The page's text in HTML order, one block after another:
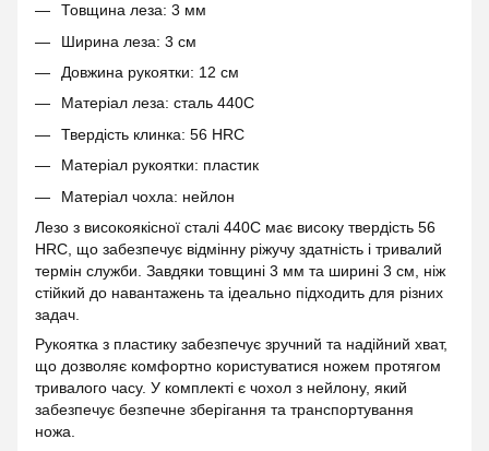
Товщина леза: 3 мм
Ширина леза: 3 см
Довжина рукоятки: 12 см
Матеріал леза: сталь 440C
Твердість клинка: 56 HRC
Матеріал рукоятки: пластик
Матеріал чохла: нейлон
Лезо з високоякісної сталі 440C має високу твердість 56
HRC, що забезпечує відмінну ріжучу здатність і тривалий
термін служби. Завдяки товщині 3 мм та ширині 3 см, ніж
стійкий до навантажень та ідеально підходить для різних
задач.
Рукоятка з пластику забезпечує зручний та надійний хват,
що дозволяє комфортно користуватися ножем протягом
тривалого часу. У комплекті є чохол з нейлону, який
забезпечує безпечне зберігання та транспортування
ножа.